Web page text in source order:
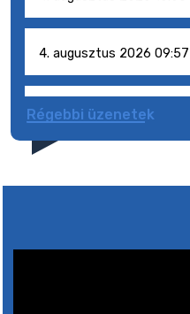
4. augusztus 2026 09:57
4. augusztus 2026 09:51
Régebbi üzenetek